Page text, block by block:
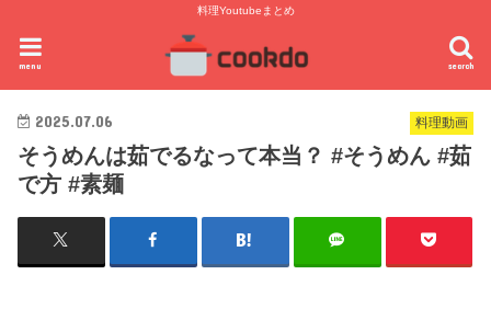
料理Youtubeまとめ
search
menu
料理動画
2025.07.06
そうめんは茹でるなって本当？ #そうめん #茹
で方 #素麺